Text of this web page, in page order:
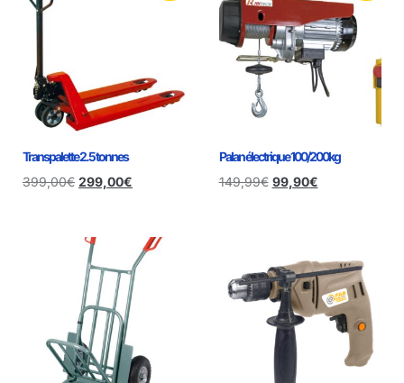
Transpalette 2.5 tonnes
399,00€ 299,00€
Palan électrique 100/200kg
149,99€ 99,90€